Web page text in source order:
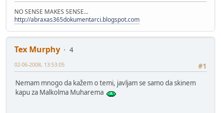
NO SENSE MAKES SENSE...
http://abraxas365dokumentarci.blogspot.com
Tex Murphy
4
#1
02-06-2008, 13:53:05
Nemam mnogo da kažem o temi, javljam se samo da skinem
kapu za Malkolma Muharema